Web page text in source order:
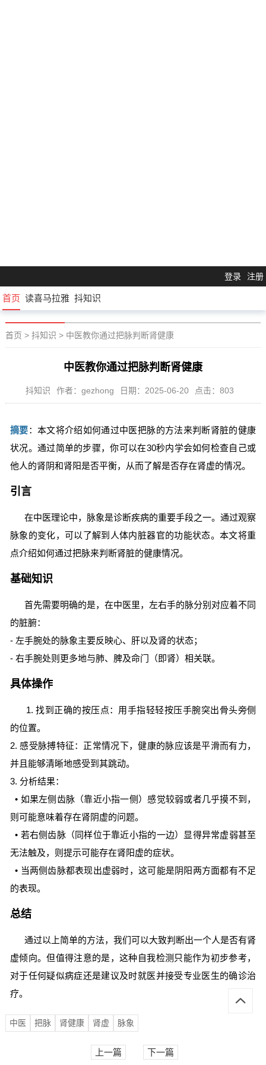
登录 注册
首页 读喜马拉雅 抖知识
首页 > 抖知识 > 中医教你通过把脉判断肾健康
中医教你通过把脉判断肾健康
抖知识 作者：gezhong 日期：2025-06-20 点击：803
摘要：本文将介绍如何通过中医把脉的方法来判断肾脏的健康
状况。通过简单的步骤，你可以在30秒内学会如何检查自己或
他人的肾阴和肾阳是否平衡，从而了解是否存在肾虚的情况。
引言
在中医理论中，脉象是诊断疾病的重要手段之一。通过观察
脉象的变化，可以了解到人体内脏器官的功能状态。本文将重
点介绍如何通过把脉来判断肾脏的健康情况。
基础知识
首先需要明确的是，在中医里，左右手的脉分别对应着不同
的脏腑：
- 左手腕处的脉象主要反映心、肝以及肾的状态；
- 右手腕处则更多地与肺、脾及命门（即肾）相关联。
具体操作
1. 找到正确的按压点：用手指轻轻按压手腕突出骨头旁侧
的位置。
2. 感受脉搏特征：正常情况下，健康的脉应该是平滑而有力，
并且能够清晰地感受到其跳动。
3. 分析结果：
• 如果左侧齿脉（靠近小指一侧）感觉较弱或者几乎摸不到，
则可能意味着存在肾阴虚的问题。
• 若右侧齿脉（同样位于靠近小指的一边）显得异常虚弱甚至
无法触及，则提示可能存在肾阳虚的症状。
• 当两侧齿脉都表现出虚弱时，这可能是阴阳两方面都有不足
的表现。
总结
通过以上简单的方法，我们可以大致判断出一个人是否有肾
虚倾向。但值得注意的是，这种自我检测只能作为初步参考，
对于任何疑似病症还是建议及时就医并接受专业医生的确诊治
疗。
中医 把脉 肾健康 肾虚 脉象
上一篇 下一篇